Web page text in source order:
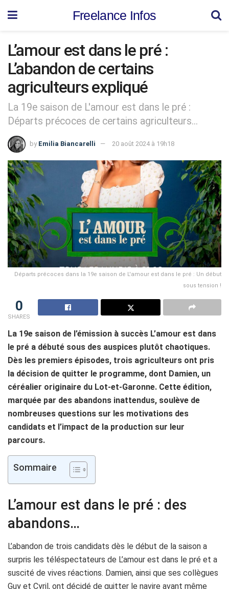
Freelance Infos
L’amour est dans le pré :
L’abandon de certains
agriculteurs expliqué
La 19e saison de L'amour est dans le pré :
Départs précoces de certains agriculteurs...
by Emilia Biancarelli 20 août 2024 à 19h18
Départs précoces dans la 19e saison de L'amour est dans le pré : Un début
sous tension !
0
SHARES
La 19e saison de l’émission à succès L’amour est dans
le pré a débuté sous des auspices plutôt chaotiques.
Dès les premiers épisodes, trois agriculteurs ont pris
la décision de quitter le programme, dont Damien, un
céréalier originaire du Lot-et-Garonne. Cette édition,
marquée par des abandons inattendus, soulève de
nombreuses questions sur les motivations des
candidats et l’impact de la production sur leur
parcours.
Sommaire
L’amour est dans le pré : des
abandons…
L’abandon de trois candidats dès le début de la saison a
surpris les téléspectateurs de L’amour est dans le pré et a
suscité de vives réactions. Damien, ainsi que ses collègues
Guy et Cyril, ont décidé de quitter le navire avant même